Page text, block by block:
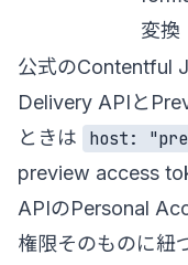
変換
公式のContentful
Delivery APIと
ときは
host:
preview access
APIのPersonal
権限そのものに紐